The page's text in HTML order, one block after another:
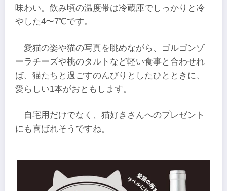
味わい。飲み頃の温度帯は冷蔵庫でしっかりと冷
やした4〜7℃です。
愛猫の姿や猫の写真を眺めながら、ゴルゴンゾ
ーラチーズや桃のタルトなど軽い食事と合わせれ
ば、猫たちと過ごすのんびりとしたひとときに、
愛らしい1本がおともします。
自宅用だけでなく、猫好きさんへのプレゼント
にも喜ばれそうですね。